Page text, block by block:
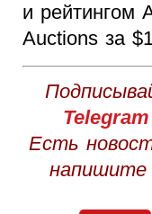
и рейтингом
Auctions за
Telegram
Есть
напишите